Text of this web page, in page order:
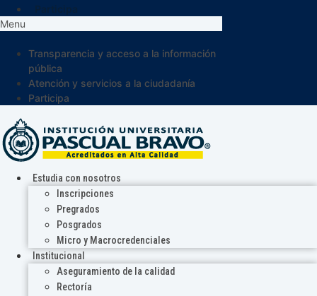
Menu
Transparencia y acceso a la información
pública
Atención y servicios a la ciudadanía
Participa
Estudia con nosotros
Inscripciones
Pregrados
Posgrados
Micro y Macrocredenciales
Institucional
Aseguramiento de la calidad
Rectoría